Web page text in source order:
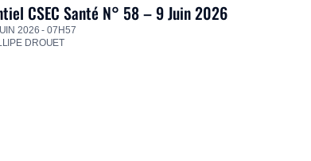
CSEC Santé N° 58 – 9 Juin 2026
2026 - 07H57
DROUET